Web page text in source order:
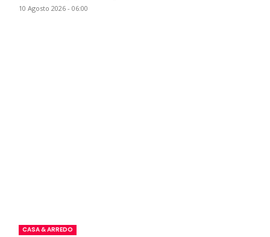
10 Agosto 2026 - 06:00
CASA & ARREDO